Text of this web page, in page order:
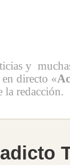
y
directo «
la redacción.